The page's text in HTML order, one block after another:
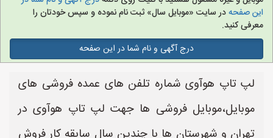
این صفحهدر سایت «موبایل سال» ثبت نام نموده و سپس خودتان را
معرفی کنید.
درج آگهی و نام شما در این صفحه
لپ تاپ هوآوی شماره تلفن های عمده فروشی های
موبایل،موبایل فروشی ها جهت لپ تاپ هوآوی در
تهران و شهرستان ها با چندین سال سابقه کار فروش